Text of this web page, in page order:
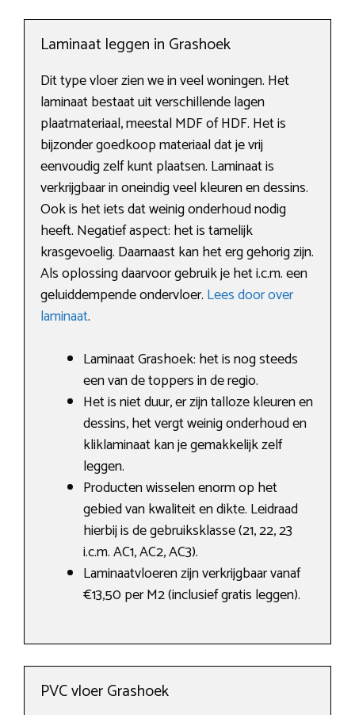
Laminaat leggen in Grashoek
Dit type vloer zien we in veel woningen. Het
laminaat bestaat uit verschillende lagen
plaatmateriaal, meestal MDF of HDF. Het is
bijzonder goedkoop materiaal dat je vrij
eenvoudig zelf kunt plaatsen. Laminaat is
verkrijgbaar in oneindig veel kleuren en dessins.
Ook is het iets dat weinig onderhoud nodig
heeft. Negatief aspect: het is tamelijk
krasgevoelig. Daarnaast kan het erg gehorig zijn.
Als oplossing daarvoor gebruik je het i.c.m. een
geluiddempende ondervloer. Lees door over
laminaat.
Laminaat Grashoek: het is nog steeds
een van de toppers in de regio.
Het is niet duur, er zijn talloze kleuren en
dessins, het vergt weinig onderhoud en
kliklaminaat kan je gemakkelijk zelf
leggen.
Producten wisselen enorm op het
gebied van kwaliteit en dikte. Leidraad
hierbij is de gebruiksklasse (21, 22, 23
i.c.m. AC1, AC2, AC3).
Laminaatvloeren zijn verkrijgbaar vanaf
€13,50 per M2 (inclusief gratis leggen).
PVC vloer Grashoek